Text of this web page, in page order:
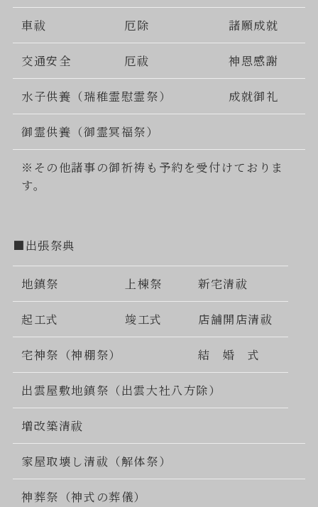
車祓 厄除 諸願成就
交通安全 厄祓 神恩感謝
水子供養（瑞稚霊慰霊祭） 成就御礼
御霊供養（御霊冥福祭）
※その他諸事の御祈祷も予約を受付けておりま
す。
■出張祭典
地鎮祭 上棟祭 新宅清祓
起工式 竣工式 店舗開店清祓
宅神祭（神棚祭） 結 婚 式
出雲屋敷地鎮祭（出雲大社八方除）
増改築清祓
家屋取壊し清祓（解体祭）
神葬祭（神式の葬儀）